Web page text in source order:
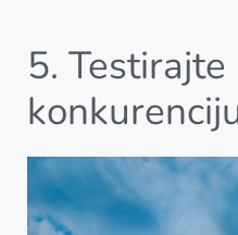
5.